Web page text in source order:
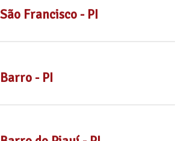
Francisco - PI
- PI